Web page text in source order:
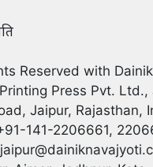
Reserved with
Press Pvt. Ltd.,
Jaipur, Rajasthan,
141-2206661,